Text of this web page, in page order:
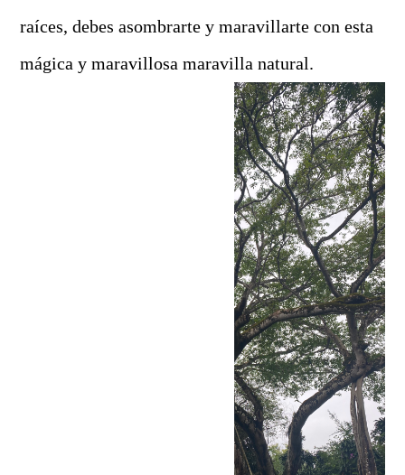
raíces, debes asombrarte y maravillarte con esta
mágica y maravillosa maravilla natural.